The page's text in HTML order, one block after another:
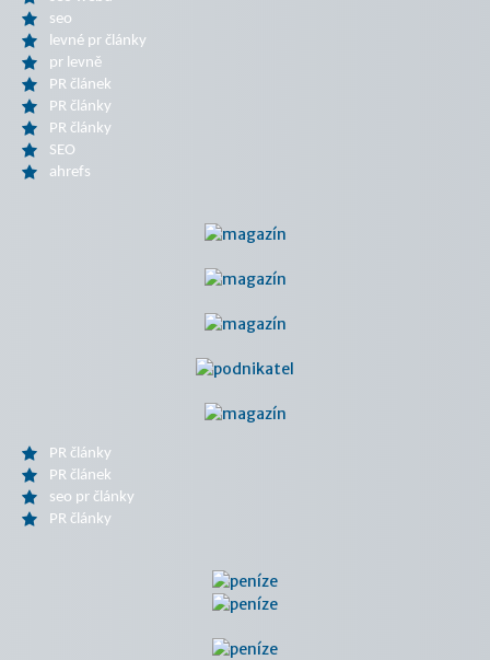
seo
levné pr články
pr levně
PR článek
PR články
PR články
SEO
ahrefs
PR články
PR článek
seo pr články
PR články